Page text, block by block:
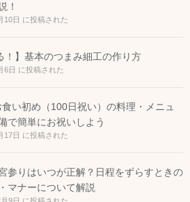
！
10日 に投稿された
！】基本のつまみ細工の作り方
6日 に投稿された
食い初め（100日祝い）の料理・メニュ
で簡単にお祝いしよう
17日 に投稿された
参りはいつが正解？日程をずらすときの
マナーについて解説